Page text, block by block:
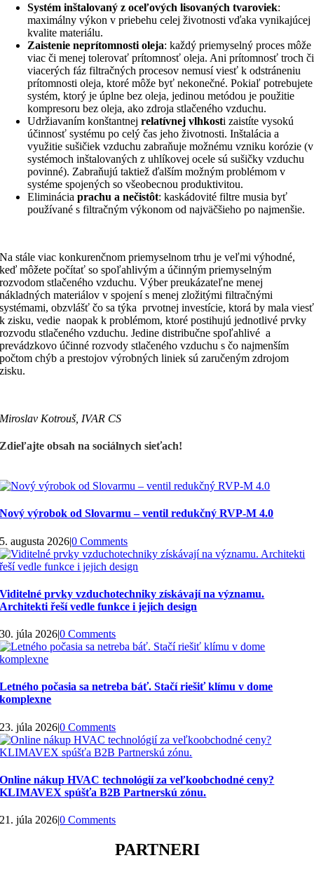
Systém inštalovaný z oceľových lisovaných tvaroviek:
maximálny výkon v priebehu celej životnosti vďaka vynikajúcej
kvalite materiálu.
Zaistenie neprítomnosti oleja: každý priemyselný proces môže
viac či menej tolerovať prítomnosť oleja. Ani prítomnosť troch či
viacerých fáz filtračných procesov nemusí viesť k odstráneniu
prítomnosti oleja, ktoré môže byť nekonečné. Pokiaľ potrebujete
systém, ktorý je úplne bez oleja, jedinou metódou je použitie
kompresoru bez oleja, ako zdroja stlačeného vzduchu.
Udržiavaním konštantnejrelatívnej vlhkosti zaistíte vysokú
účinnosť systému po celý čas jeho životnosti. Inštalácia a
využitie sušičiek vzduchu zabraňuje možnému vzniku korózie (v
systémoch inštalovaných z uhlíkovej ocele sú sušičky vzduchu
povinné). Zabraňujú taktiež ďalším možným problémom v
systéme spojených so všeobecnou produktivitou.
Elimináciaprachu a nečistôt: kaskádovité filtre musia byť
používané s filtračným výkonom od najväčšieho po najmenšie.
Na stále viac konkurenčnom priemyselnom trhu je veľmi výhodné,
keď môžete počítať so spoľahlivým a účinným priemyselným
rozvodom stlačeného vzduchu. Výber preukázateľne menej
nákladných materiálov v spojení s menej zložitými filtračnými
systémami, obzvlášť čo sa týka prvotnej investície, ktorá by mala viesť
k zisku, vedie naopak k problémom, ktoré postihujú jednotlivé prvky
rozvodu stlačeného vzduchu. Jedine distribučne spoľahlivé a
prevádzkovo účinné rozvody stlačeného vzduchu s čo najmenším
počtom chýb a prestojov výrobných liniek sú zaručeným zdrojom
zisku.
Miroslav Kotrouš, IVAR CS
Zdieľajte obsah na sociálnych sieťach!
Nový výrobok od Slovarmu – ventil redukčný RVP-M 4.0
5. augusta 2026|0 Comments
Viditelné prvky vzduchotechniky získávají na významu.
Architekti řeší vedle funkce i jejich design
30. júla 2026|0 Comments
Letného počasia sa netreba báť. Stačí riešiť klímu v dome
komplexne
23. júla 2026|0 Comments
Online nákup HVAC technológií za veľkoobchodné ceny?
KLIMAVEX spúšťa B2B Partnerskú zónu.
21. júla 2026|0 Comments
PARTNERI